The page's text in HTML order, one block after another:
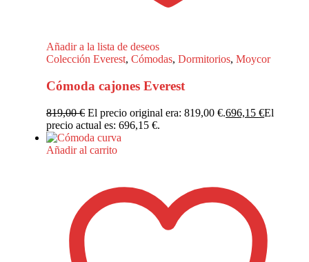
Añadir a la lista de deseos
Colección Everest,Cómodas,Dormitorios,Moycor
Cómoda cajones Everest
819,00€ El precio original era: 819,00 €.696,15€El
precio actual es: 696,15 €.
Añadir al carrito